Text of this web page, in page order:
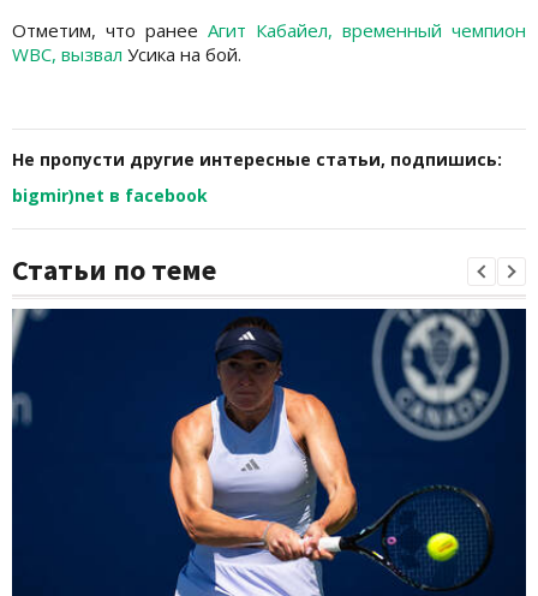
Отметим, что ранее Агит Кабайел, временный чемпион
WBC, вызвал Усика на бой.
Не пропусти другие интересные статьи, подпишись:
bigmir)net в facebook
Статьи по теме